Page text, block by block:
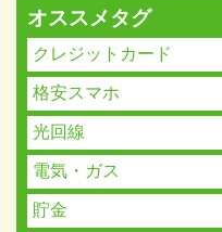
オススメタグ
クレジットカード
格安スマホ
光回線
電気・ガス
貯金